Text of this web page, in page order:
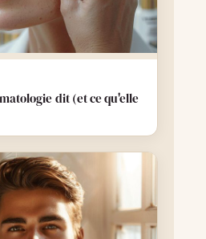
dit (et ce qu'elle